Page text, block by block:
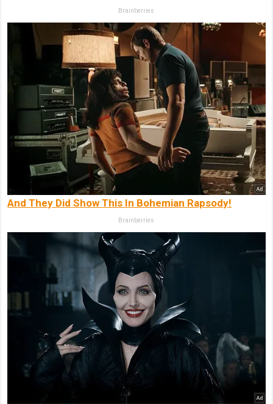
Brainberries
And They Did Show This In Bohemian Rapsody!
Brainberries